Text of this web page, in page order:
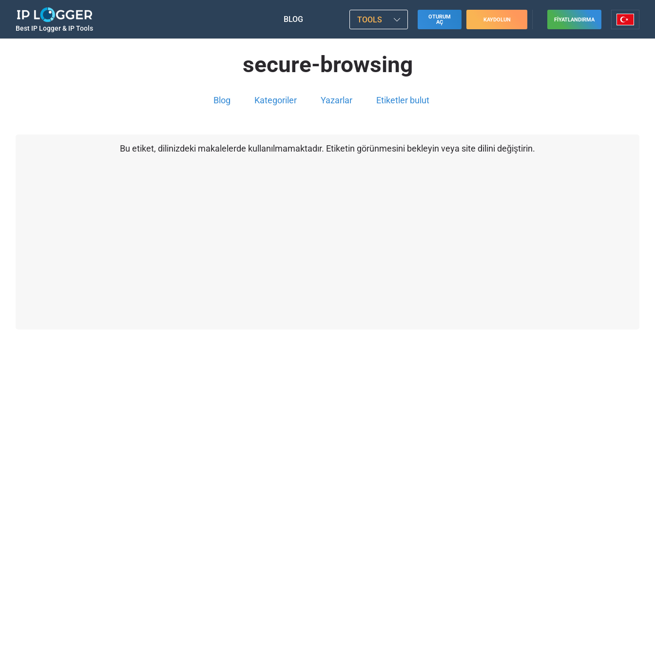
Best IP Logger & IP Tools
BLOG TOOLS
OTURUM
AÇ
KAYDOLUN FIYATLANDIRMA
secure-browsing
Blog Kategoriler Yazarlar Etiketler bulut